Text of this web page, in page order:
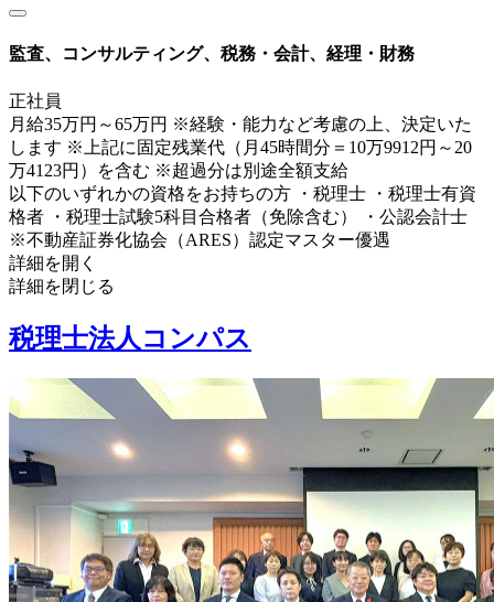
監査、コンサルティング、税務・会計、経理・財務
正社員
月給35万円～65万円 ※経験・能力など考慮の上、決定いた
します ※上記に固定残業代（月45時間分＝10万9912円～20
万4123円）を含む ※超過分は別途全額支給
以下のいずれかの資格をお持ちの方 ・税理士 ・税理士有資
格者 ・税理士試験5科目合格者（免除含む） ・公認会計士
※不動産証券化協会（ARES）認定マスター優遇
詳細を開く
詳細を閉じる
税理士法人コンパス